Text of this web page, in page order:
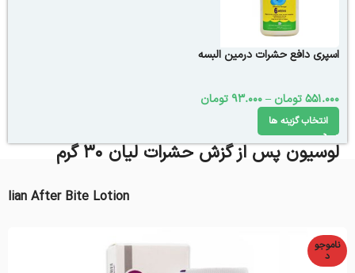
اسپری دافع حشرات درمین البسه
551.000تومان –
93.000 تومان
انتخاب گزینه ها
لوسیون پس از گزش حشرات لیان 30 گرم
lian After Bite Lotion
ناموجو
د